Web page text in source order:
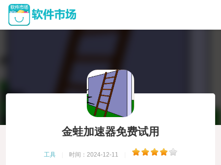
金蛙加速器免费试用
工具 时间：2024-12-11